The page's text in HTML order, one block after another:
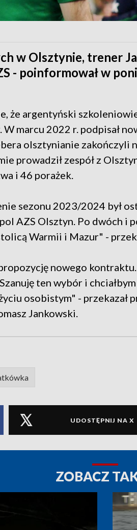
w Olsztynie, trener
- poinformował w
że argentyński
marcu 2022 r. podpisał
olsztynianie zakończyli
prowadził zespół z
i 46 porażek.
sezonu 2023/2024 był
AZS Olsztyn. Po dwóch i
Warmii i Mazur" -
nowego
ten wybór i
osobistym" - przekazał
Jankowski.
UDOSTĘPNIJ NA X
ZOBACZ